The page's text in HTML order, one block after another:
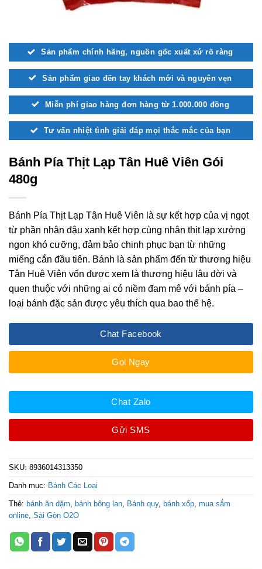
Sản phẩm chính hãng, nguồn gốc xuất xứ rõ ràng
Sản phẩm giao đến tay khách mới và nguyên vẹn
Miễn phí giao hàng đơn hàng từ 1.000.000 đồng
Tư vấn nhiệt tình giải đáp mọi thắc mắc của bạn
Bánh Pía Thịt Lạp Tân Huê Viên Gói
480g
Bánh Pía Thịt Lạp Tân Huê Viên là sự kết hợp của vị ngọt
từ phần nhân đậu xanh kết hợp cùng nhân thịt lạp xưởng
ngon khó cưỡng, đảm bảo chinh phục bạn từ những
miếng cắn đầu tiên. Bánh là sản phẩm đến từ thương hiệu
Tân Huê Viên vốn được xem là thương hiệu lâu đời và
quen thuộc với những ai có niềm đam mê với bánh pía –
loại bánh đặc sản được yêu thích qua bao thế hệ.
Chat Facebook
Gọi Ngay
Chat Zalo
Gửi SMS
SKU: 8936014313350
Danh mục: Bánh Các Loại
Thẻ: bánh ăn dặm, bánh bông lan, Bánh quy, bánh xốp, mua sắm
online, Sài Gòn O2O